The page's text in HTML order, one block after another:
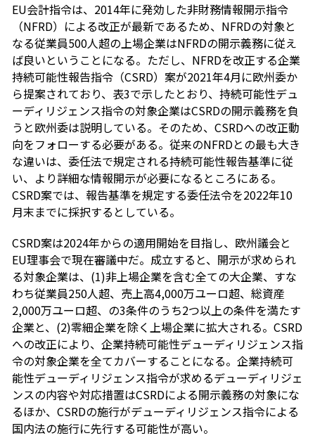
EU会計指令は、2014年に発効した非財務情報開示指令
（NFRD）による改正が最新であるため、NFRDの対象と
なる従業員500人超の上場企業はNFRDの開示義務に従え
ば良いということになる。ただし、NFRDを改正する企業
持続可能性報告指令（CSRD）案が2021年4月に欧州委か
ら提案されており、表3で示したとおり、持続可能性デュ
ーディリジェンス指令の対象企業はCSRDの開示義務を負
うと欧州委は説明している。そのため、CSRDへの改正動
向をフォローする必要がある。従来のNFRDとの最も大き
な違いは、委任法で規定される持続可能性報告基準に従
い、より詳細な情報開示が必要になるところにある。
CSRD案では、報告基準を規定する委任法令を2022年10
月末までに採択するとしている。
CSRD案は2024年からの適用開始を目指し、欧州議会と
EU理事会で現在審議中だ。成立すると、開示が求められ
る対象企業は、(1)非上場企業を含む全ての大企業、すな
わち従業員250人超、売上高4,000万ユーロ超、総資産
2,000万ユーロ超、の3条件のうち2つ以上の条件を満たす
企業と、(2)零細企業を除く上場企業に拡大される。CSRD
への改正により、企業持続可能性デューディリジェンス指
令の対象企業を全てカバーすることになる。企業持続可
能性デューディリジェンス指令が求めるデューディリジェ
ンスの内容や対応措置はCSRDによる開示義務の対象にな
るほか、CSRDの施行がデューディリジェンス指令による
国内法の施行に先行する可能性が高い。